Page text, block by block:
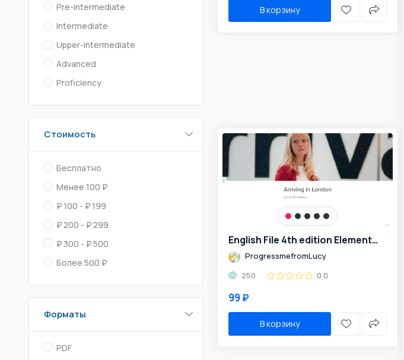
Pre-intermediate
Intermediate
Upper-intermediate
Advanced
Proficiency
Стоимость
Бесплатно
Менее 100 ₽
₽ 100 - ₽ 199
₽ 200 - ₽ 299
₽ 300 - ₽ 500
Более 500 ₽
Форматы
PDF
В корзину
English File 4th edition Elementary Practical English Episode 1
ProgressmefromLucy
250
0.0
99 ₽
В корзину